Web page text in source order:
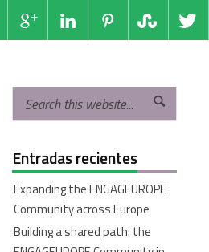
Entradas recientes
Expanding the ENGAGEUROPE
Community across Europe
Building a shared path: the